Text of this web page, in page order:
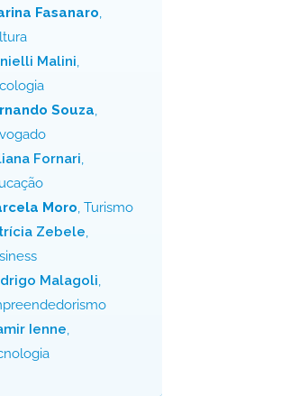
Fasanaro,
Malini,
Souza,
Fornari,
Moro, Turismo
Zebele,
Malagoli,
Ienne,